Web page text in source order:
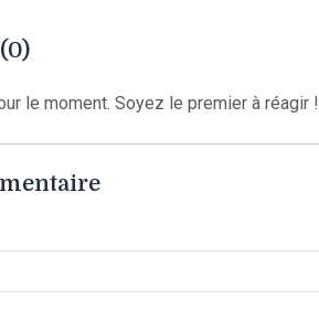
le moment. Soyez le premier à réagir !